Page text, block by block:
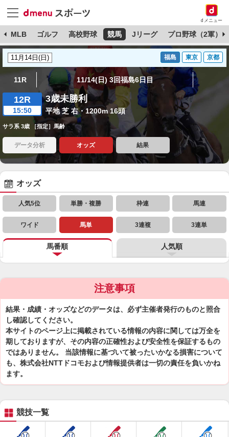
dメニュー
MLB ゴルフ 高校野球 競馬 Jリーグ プロ野球（2軍）
福島 東京 京都
11R 11/14(日) 3回福島6日目
12R
15:50
3歳未勝利
平地 芝 右・1200m 16頭
サラ系 3歳 ［指定］馬齢
データ分析 オッズ 結果
オッズ
人気5位 単勝・複勝 枠連 馬連
ワイド 馬単 3連複 3連単
馬番順 人気順
注意事項
結果・成績・オッズなどのデータは、必ず主催者発行のものと照合
し確認してください。
本サイトのページ上に掲載されている情報の内容に関しては万全を
期しておりますが、その内容の正確性および安全性を保証するもの
ではありません。 当該情報に基づいて被ったいかなる損害について
も、株式会社NTTドコモおよび情報提供者は一切の責任を負いかね
ます。
競技一覧